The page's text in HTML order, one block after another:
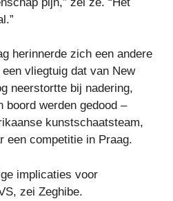
herinnerde zich een andere
vliegtuig dat van New
neerstortte bij nadering,
boord werden gedood –
kunstschaatsteam,
een competitie in Praag.
implicaties voor
zei Zeghibe.